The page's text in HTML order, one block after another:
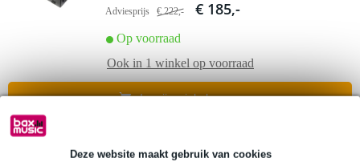
Deze website maakt gebruik van cookies
Adviesprijs € 222,- € 185,-
Op voorraad
Ook in 1 winkel op voorraad
In mijn winkelwagen